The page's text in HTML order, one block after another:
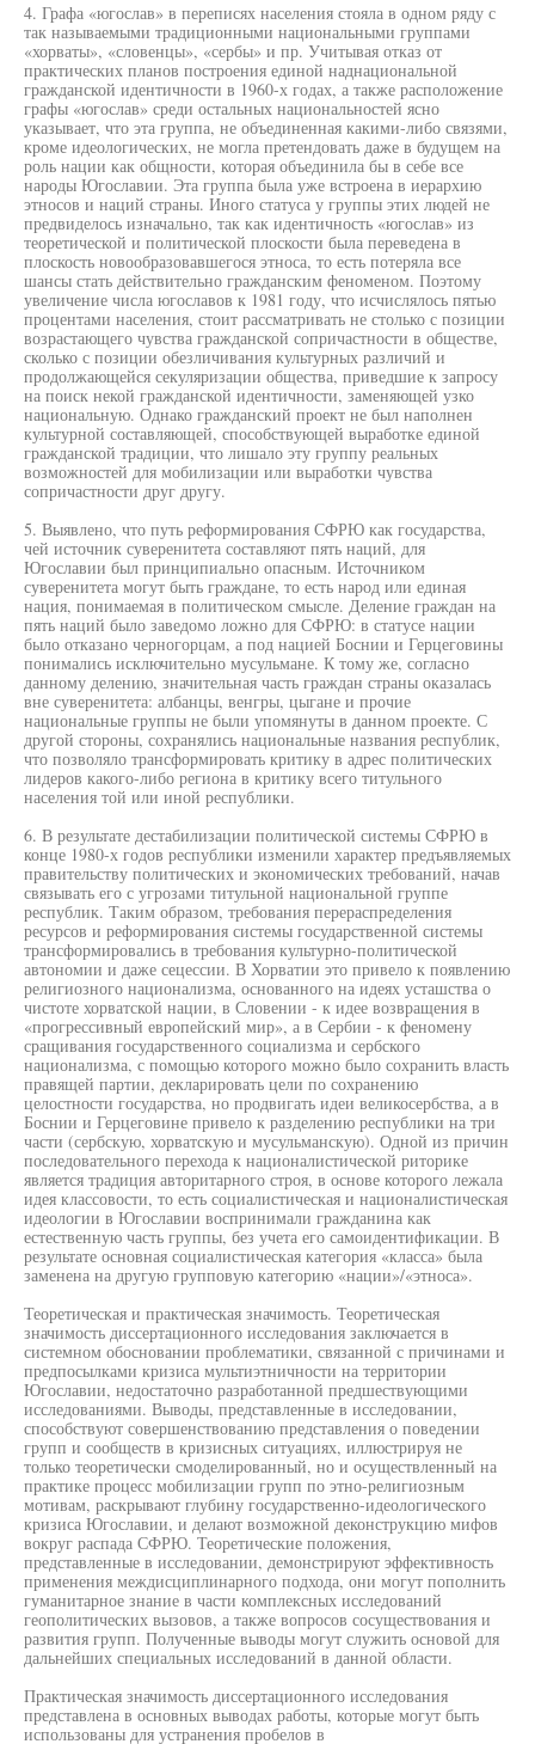
4. Графа «югослав» в переписях населения стояла в одном ряду с
так называемыми традиционными национальными группами
«хорваты», «словенцы», «сербы» и пр. Учитывая отказ от
практических планов построения единой наднациональной
гражданской идентичности в 1960-х годах, а также расположение
графы «югослав» среди остальных национальностей ясно
указывает, что эта группа, не объединенная какими-либо связями,
кроме идеологических, не могла претендовать даже в будущем на
роль нации как общности, которая объединила бы в себе все
народы Югославии. Эта группа была уже встроена в иерархию
этносов и наций страны. Иного статуса у группы этих людей не
предвиделось изначально, так как идентичность «югослав» из
теоретической и политической плоскости была переведена в
плоскость новообразовавшегося этноса, то есть потеряла все
шансы стать действительно гражданским феноменом. Поэтому
увеличение числа югославов к 1981 году, что исчислялось пятью
процентами населения, стоит рассматривать не столько с позиции
возрастающего чувства гражданской сопричастности в обществе,
сколько с позиции обезличивания культурных различий и
продолжающейся секуляризации общества, приведшие к запросу
на поиск некой гражданской идентичности, заменяющей узко
национальную. Однако гражданский проект не был наполнен
культурной составляющей, способствующей выработке единой
гражданской традиции, что лишало эту группу реальных
возможностей для мобилизации или выработки чувства
сопричастности друг другу.
5. Выявлено, что путь реформирования СФРЮ как государства,
чей источник суверенитета составляют пять наций, для
Югославии был принципиально опасным. Источником
суверенитета могут быть граждане, то есть народ или единая
нация, понимаемая в политическом смысле. Деление граждан на
пять наций было заведомо ложно для СФРЮ: в статусе нации
было отказано черногорцам, а под нацией Боснии и Герцеговины
понимались исключительно мусульмане. К тому же, согласно
данному делению, значительная часть граждан страны оказалась
вне суверенитета: албанцы, венгры, цыгане и прочие
национальные группы не были упомянуты в данном проекте. С
другой стороны, сохранялись национальные названия республик,
что позволяло трансформировать критику в адрес политических
лидеров какого-либо региона в критику всего титульного
населения той или иной республики.
6. В результате дестабилизации политической системы СФРЮ в
конце 1980-х годов республики изменили характер предъявляемых
правительству политических и экономических требований, начав
связывать его с угрозами титульной национальной группе
республик. Таким образом, требования перераспределения
ресурсов и реформирования системы государственной системы
трансформировались в требования культурно-политической
автономии и даже сецессии. В Хорватии это привело к появлению
религиозного национализма, основанного на идеях усташства о
чистоте хорватской нации, в Словении - к идее возвращения в
«прогрессивный европейский мир», а в Сербии - к феномену
сращивания государственного социализма и сербского
национализма, с помощью которого можно было сохранить власть
правящей партии, декларировать цели по сохранению
целостности государства, но продвигать идеи великосербства, а в
Боснии и Герцеговине привело к разделению республики на три
части (сербскую, хорватскую и мусульманскую). Одной из причин
последовательного перехода к националистической риторике
является традиция авторитарного строя, в основе которого лежала
идея классовости, то есть социалистическая и националистическая
идеологии в Югославии воспринимали гражданина как
естественную часть группы, без учета его самоидентификации. В
результате основная социалистическая категория «класса» была
заменена на другую групповую категорию «нации»/«этноса».
Теоретическая и практическая значимость. Теоретическая
значимость диссертационного исследования заключается в
системном обосновании проблематики, связанной с причинами и
предпосылками кризиса мультиэтничности на территории
Югославии, недостаточно разработанной предшествующими
исследованиями. Выводы, представленные в исследовании,
способствуют совершенствованию представления о поведении
групп и сообществ в кризисных ситуациях, иллюстрируя не
только теоретически смоделированный, но и осуществленный на
практике процесс мобилизации групп по этно-религиозным
мотивам, раскрывают глубину государственно-идеологического
кризиса Югославии, и делают возможной деконструкцию мифов
вокруг распада СФРЮ. Теоретические положения,
представленные в исследовании, демонстрируют эффективность
применения междисциплинарного подхода, они могут пополнить
гуманитарное знание в части комплексных исследований
геополитических вызовов, а также вопросов сосуществования и
развития групп. Полученные выводы могут служить основой для
дальнейших специальных исследований в данной области.
Практическая значимость диссертационного исследования
представлена в основных выводах работы, которые могут быть
использованы для устранения пробелов в